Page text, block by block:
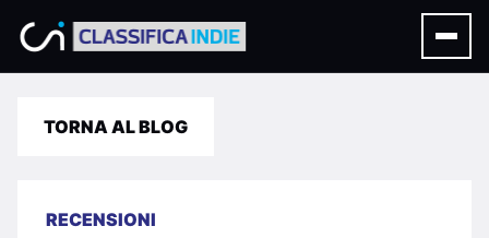
TORNA AL BLOG
RECENSIONI